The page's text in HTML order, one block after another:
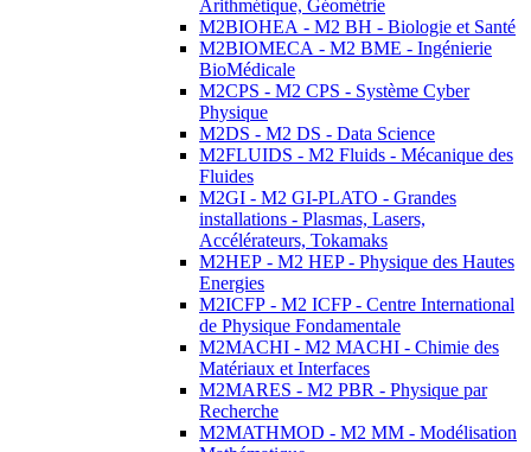
Arithmétique, Géométrie
M2BIOHEA - M2 BH - Biologie et Santé
M2BIOMECA - M2 BME - Ingénierie
BioMédicale
M2CPS - M2 CPS - Système Cyber
Physique
M2DS - M2 DS - Data Science
M2FLUIDS - M2 Fluids - Mécanique des
Fluides
M2GI - M2 GI-PLATO - Grandes
installations - Plasmas, Lasers,
Accélérateurs, Tokamaks
M2HEP - M2 HEP - Physique des Hautes
Energies
M2ICFP - M2 ICFP - Centre International
de Physique Fondamentale
M2MACHI - M2 MACHI - Chimie des
Matériaux et Interfaces
M2MARES - M2 PBR - Physique par
Recherche
M2MATHMOD - M2 MM - Modélisation